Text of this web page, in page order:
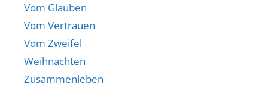
Vom Glauben
Vom Vertrauen
Vom Zweifel
Weihnachten
Zusammenleben